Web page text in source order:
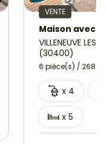
VENTE
VILLENEUVE LES
(30400)
6 pièce(s) /
x 4
x 5